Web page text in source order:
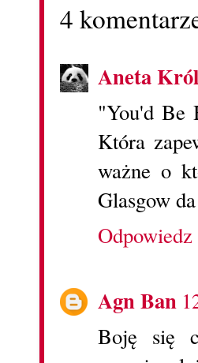
4
Aneta
"You'd Be
Która
ważne o
Glasgow
Odpowiedz
Agn Ban
Boję się